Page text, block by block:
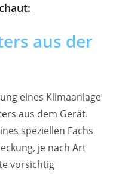
aus der
eines Klimaanlage
aus dem Gerät.
speziellen Fachs
je nach Art
vorsichtig